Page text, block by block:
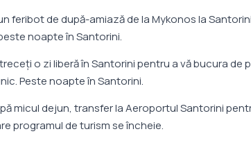
feribot de după-amiază de la Mykonos la
noapte în Santorini.
o zi liberă în Santorini pentru a vă bucura de
Peste noapte în Santorini.
micul dejun, transfer la Aeroportul Santorini
programul de turism se încheie.